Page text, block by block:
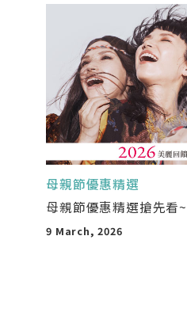
母親節優惠精選
母親節優惠精選搶先看~
9 March, 2026